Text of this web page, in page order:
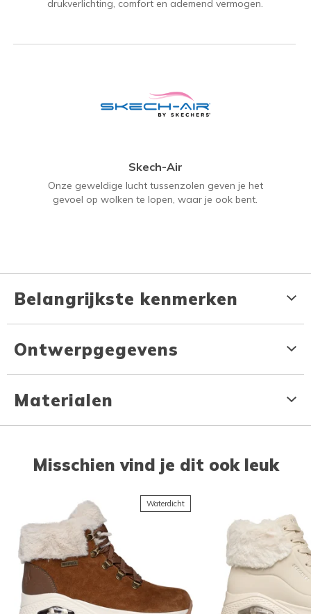
drukverlichting, comfort en ademend vermogen.
Skech-Air
Onze geweldige lucht tussenzolen geven je het
gevoel op wolken te lopen, waar je ook bent.
Belangrijkste kenmerken
Ontwerpgegevens
Materialen
Misschien vind je dit ook leuk
Waterdicht